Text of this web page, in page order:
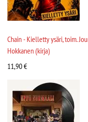
Chain - Kielletty ysäri, toim.
Hokkanen (kirja)
11,90€